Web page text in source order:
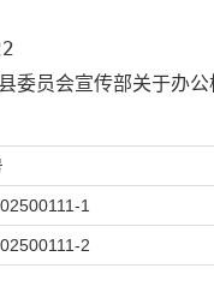
委员会宣传部关于办
1
2